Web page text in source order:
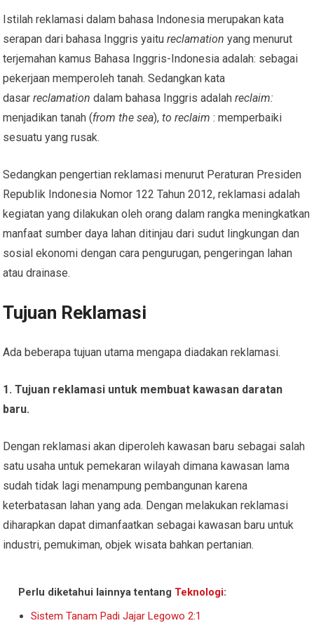
Istilah reklamasi dalam bahasa Indonesia merupakan kata
serapan dari bahasa Inggris yaitureclamation yang menurut
terjemahan kamus Bahasa Inggris-Indonesia adalah: sebagai
pekerjaan memperoleh tanah. Sedangkan kata
dasarreclamation dalam bahasa Inggris adalahreclaim:
menjadikan tanah (from the sea),to reclaim : memperbaiki
sesuatu yang rusak.
Sedangkan pengertian reklamasi menurut Peraturan Presiden
Republik Indonesia Nomor 122 Tahun 2012, reklamasi adalah
kegiatan yang dilakukan oleh orang dalam rangka meningkatkan
manfaat sumber daya lahan ditinjau dari sudut lingkungan dan
sosial ekonomi dengan cara pengurugan, pengeringan lahan
atau drainase.
Tujuan Reklamasi
Ada beberapa tujuan utama mengapa diadakan reklamasi.
1. Tujuan reklamasi untuk membuat kawasan daratan
baru.
Dengan reklamasi akan diperoleh kawasan baru sebagai salah
satu usaha untuk pemekaran wilayah dimana kawasan lama
sudah tidak lagi menampung pembangunan karena
keterbatasan lahan yang ada. Dengan melakukan reklamasi
diharapkan dapat dimanfaatkan sebagai kawasan baru untuk
industri, pemukiman, objek wisata bahkan pertanian.
Perlu diketahui lainnya tentang Teknologi:
Sistem Tanam Padi Jajar Legowo 2:1